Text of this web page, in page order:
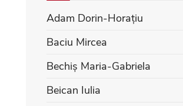
Adam Dorin-Horațiu
Baciu Mircea
Bechiș Maria-Gabriela
Beican Iulia